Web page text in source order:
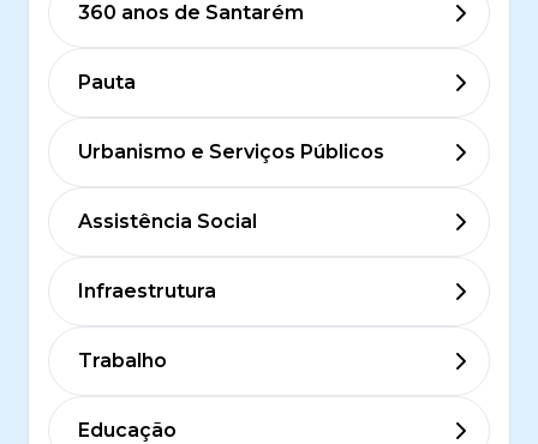
360 anos de Santarém
Pauta
Urbanismo e Serviços Públicos
Assistência Social
Infraestrutura
Trabalho
Educação